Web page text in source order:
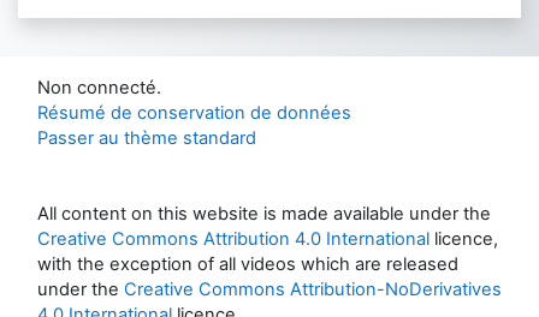
Non connecté.
Résumé de conservation de données
Passer au thème standard
All content on this website is made available under the
Creative Commons Attribution 4.0 International licence,
with the exception of all videos which are released
under the Creative Commons Attribution-NoDerivatives